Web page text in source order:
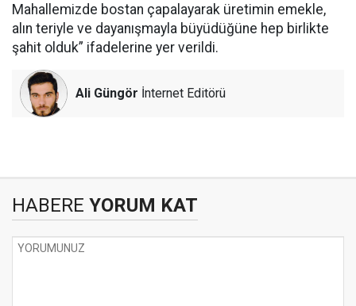
Mahallemizde bostan çapalayarak üretimin emekle,
alın teriyle ve dayanışmayla büyüdüğüne hep birlikte
şahit olduk” ifadelerine yer verildi.
Ali Güngör İnternet Editörü
HABERE YORUM KAT